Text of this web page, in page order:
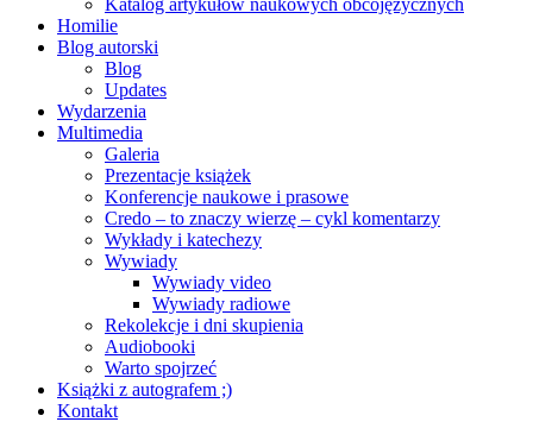
Katalog artykułów naukowych obcojęzycznych
Homilie
Blog autorski
Blog
Updates
Wydarzenia
Multimedia
Galeria
Prezentacje książek
Konferencje naukowe i prasowe
Credo – to znaczy wierzę – cykl komentarzy
Wykłady i katechezy
Wywiady
Wywiady video
Wywiady radiowe
Rekolekcje i dni skupienia
Audiobooki
Warto spojrzeć
Książki z autografem ;)
Kontakt